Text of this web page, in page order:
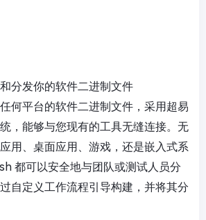
分发你的软件二进制文件
何平台的软件二进制文件，采用超易
，能够与您现有的工具无缝连接。无
用、桌面应用、游戏，还是嵌入式系
都可以安全地与团队或测试人员分
自定义工作流程引导构建，并将其分